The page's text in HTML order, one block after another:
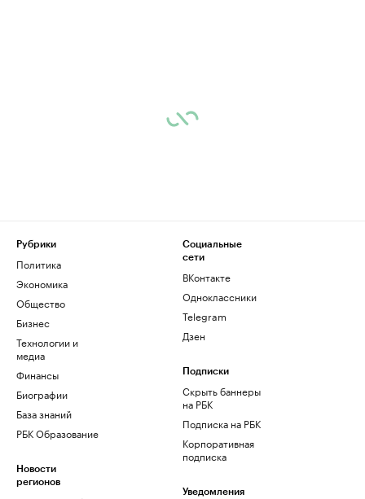
Рубрики
Политика
Экономика
Общество
Бизнес
Технологии и
медиа
Финансы
Биографии
База знаний
РБК Образование
Новости
регионов
Социальные
сети
ВКонтакте
Одноклассники
Telegram
Дзен
Подписки
Скрыть баннеры
на РБК
Подписка на РБК
Корпоративная
подписка
Уведомления